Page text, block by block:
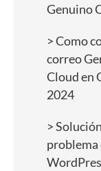
Genuino
Como
correo
Cloud en
2024
problema